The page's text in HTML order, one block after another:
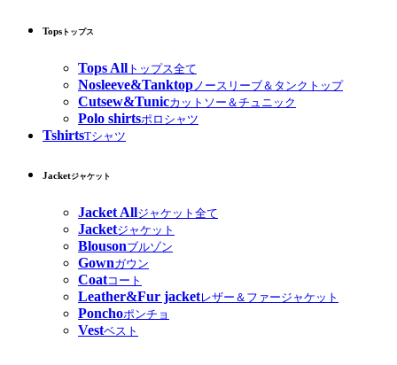
Tops トップス
Tops All トップス全て
Nosleeve&Tanktop ノースリーブ＆タンクトップ
Cutsew&Tunicカットソー＆チュニック
Polo shirtsポロシャツ
TshirtsTシャツ
Jacketジャケット
Jacket Allジャケット全て
Jacketジャケット
Blousonブルゾン
Gownガウン
Coatコート
Leather&Fur jacketレザー＆ファージャケット
Ponchoポンチョ
Vestベスト